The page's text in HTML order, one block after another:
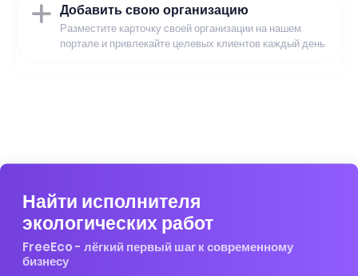
Добавить свою организацию
Разместите карточку своей организации на нашем
портале и привлекайте целевых клиентов каждый день
Найти исполнителя
экологических работ
FreeEco - лёгкий первый шаг к современному
бизнесу